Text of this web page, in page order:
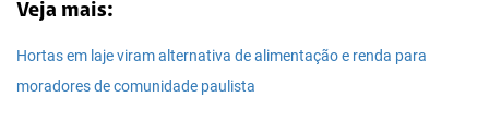
Veja mais:
Hortas em laje viram alternativa de alimentação e renda para
moradores de comunidade paulista